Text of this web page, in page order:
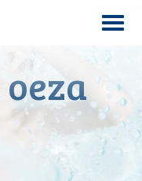
Search
for: